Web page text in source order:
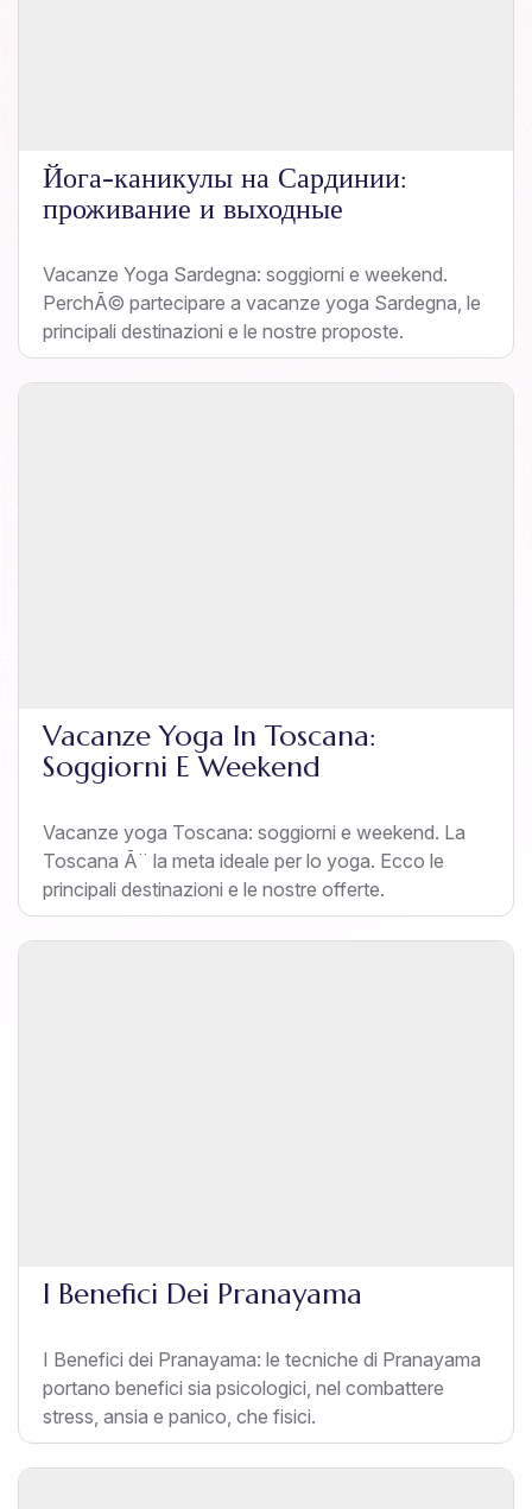
Йога-каникулы на Сардинии:
проживание и выходные
Vacanze Yoga Sardegna: soggiorni e weekend.
PerchÃ© partecipare a vacanze yoga Sardegna, le
principali destinazioni e le nostre proposte.
Vacanze Yoga In Toscana:
Soggiorni E Weekend
Vacanze yoga Toscana: soggiorni e weekend. La
Toscana Ã¨ la meta ideale per lo yoga. Ecco le
principali destinazioni e le nostre offerte.
I Benefici Dei Pranayama
I Benefici dei Pranayama: le tecniche di Pranayama
portano benefici sia psicologici, nel combattere
stress, ansia e panico, che fisici.